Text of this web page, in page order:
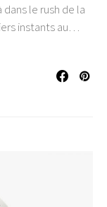
le rush de la
instants au…